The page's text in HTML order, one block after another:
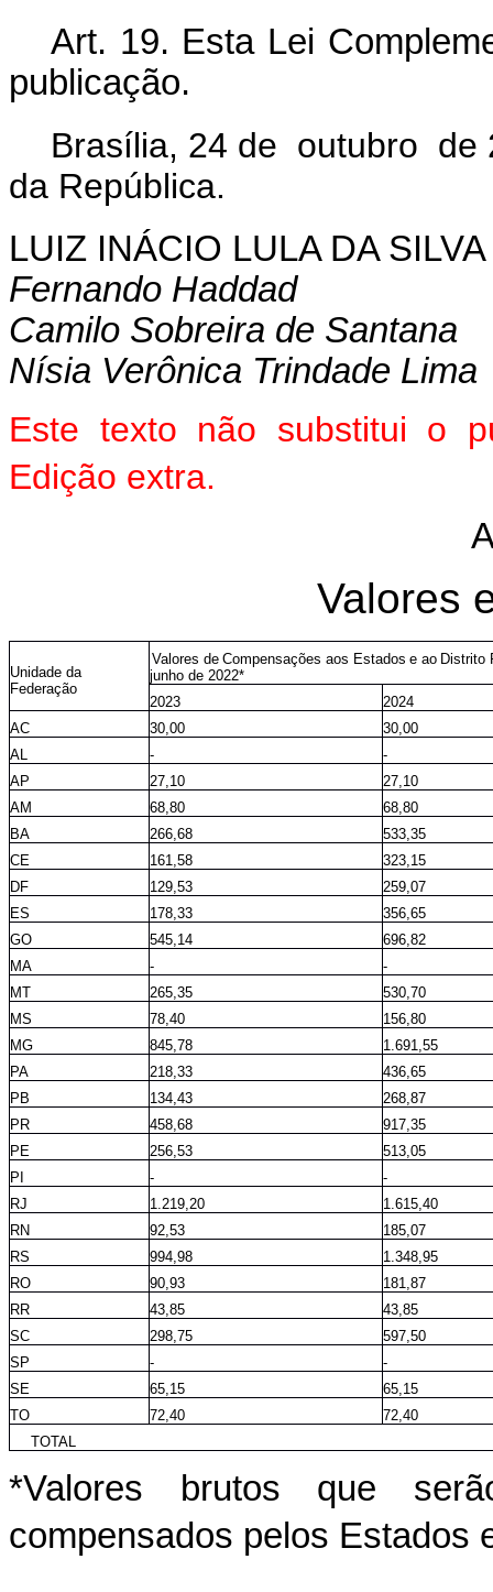
Art. 19. Esta Lei
publicação.
Brasília, 24 de outubro de
da República.
LUIZ INÁCIO LULA DA SILVA
Fernando Haddad
Camilo Sobreira de Santana
Nísia Verônica Trindade Lima
Este texto não substitui o
Edição extra.
Valores
Unidade da
Federação
Valores de Compensações aos Estados e ao Distrito
junho de 2022*
2023
2024
AC
30,00
30,00
AL
-
-
AP
27,10
27,10
AM
68,80
68,80
BA
266,68
533,35
CE
161,58
323,15
DF
129,53
259,07
ES
178,33
356,65
GO
545,14
696,82
MA
-
-
MT
265,35
530,70
MS
78,40
156,80
MG
845,78
1.691,55
PA
218,33
436,65
PB
134,43
268,87
PR
458,68
917,35
PE
256,53
513,05
PI
-
-
RJ
1.219,20
1.615,40
RN
92,53
185,07
RS
994,98
1.348,95
RO
90,93
181,87
RR
43,85
43,85
SC
298,75
597,50
SP
-
-
SE
65,15
65,15
TO
72,40
72,40
TOTAL
*Valores brutos que
compensados pelos Estados